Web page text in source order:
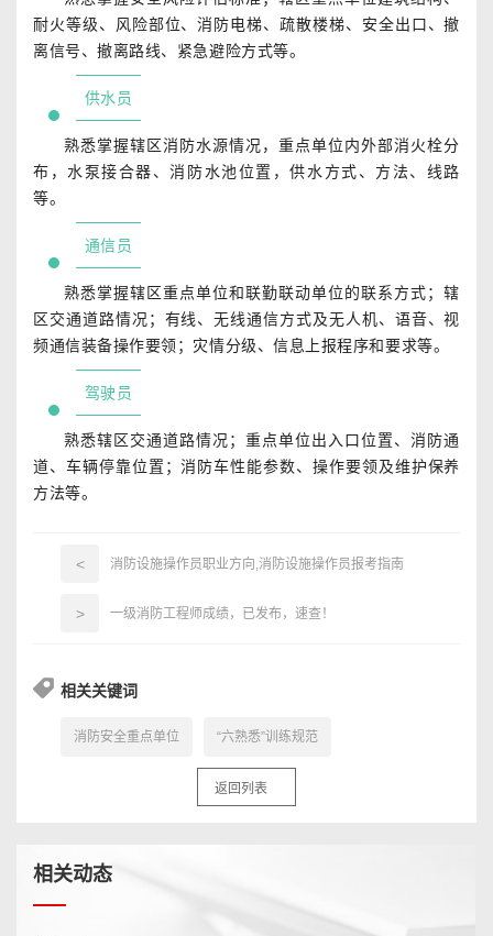
耐火等级、风险部位、消防电梯、疏散楼梯、安全出口、撤
离信号、撤离路线、紧急避险方式等。
供水员
熟悉掌握辖区消防水源情况，重点单位内外部消火栓分
布，水泵接合器、消防水池位置，供水方式、方法、线路
等。
通信员
熟悉掌握辖区重点单位和联勤联动单位的联系方式；辖
区交通道路情况；有线、无线通信方式及无人机、语音、视
频通信装备操作要领；灾情分级、信息上报程序和要求等。
驾驶员
熟悉辖区交通道路情况；重点单位出入口位置、消防通
道、车辆停靠位置；消防车性能参数、操作要领及维护保养
方法等。
< 消防设施操作员职业方向,消防设施操作员报考指南
一级消防工程师成绩，已发布，速查！
>
相关关键词
消防安全重点单位 “六熟悉”训练规范
返回列表
相关动态